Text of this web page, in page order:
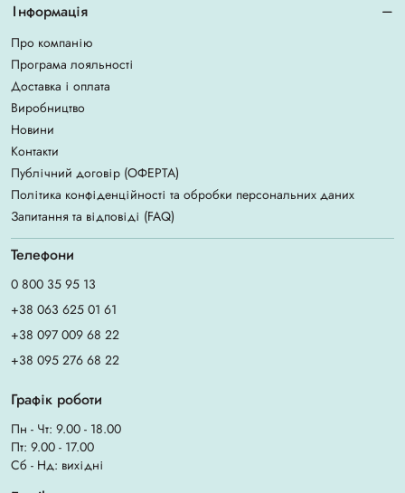
Інформація
Про компанію
Програма лояльності
Доставка і оплата
Виробництво
Новини
Контакти
Публічний договір (ОФЕРТА)
Політика конфіденційності та обробки персональних даних
Запитання та відповіді (FAQ)
Телефони
0 800 35 95 13
+38 063 625 01 61
+38 097 009 68 22
+38 095 276 68 22
Графік роботи
Пн - Чт: 9.00 - 18.00
Пт: 9.00 - 17.00
Сб - Нд: вихідні